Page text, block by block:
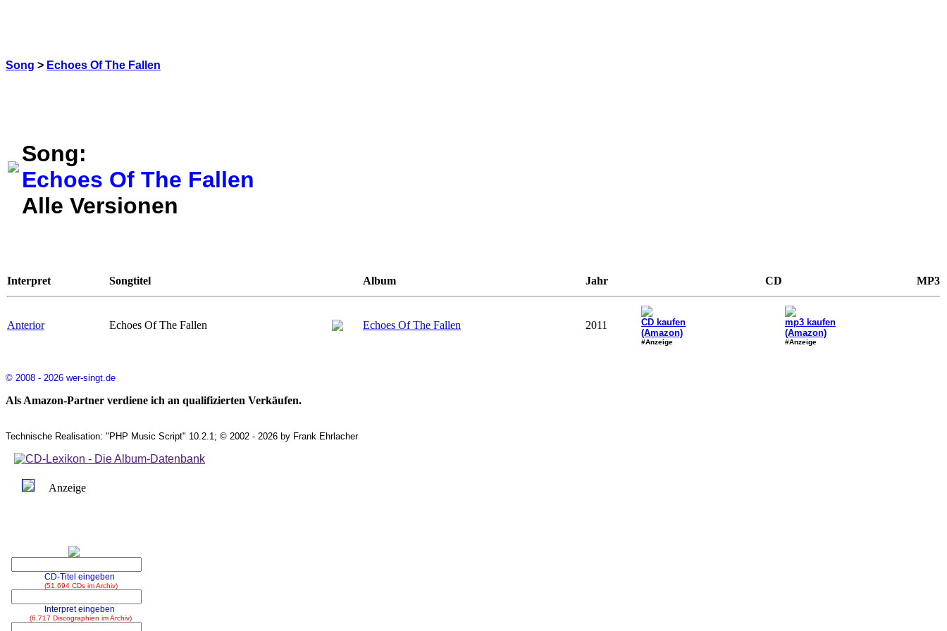
Song > Echoes Of The Fallen
Song:
Echoes Of The Fallen
Alle Versionen
Interpret Songtitel Album Jahr CD MP3
Anterior Echoes Of The Fallen Echoes Of The Fallen 2011
CD kaufen
(Amazon)
#Anzeige
mp3 kaufen
(Amazon)
#Anzeige
© 2008 - 2026 wer-singt.de
Als Amazon-Partner verdiene ich an qualifizierten Verkäufen.
Technische Realisation: "PHP Music Script" 10.2.1; © 2002 - 2026 by Frank Ehrlacher
Anzeige
CD-Titel eingeben
(51.694 CDs im Archiv)
Interpret eingeben
(6.717 Discographien im Archiv)